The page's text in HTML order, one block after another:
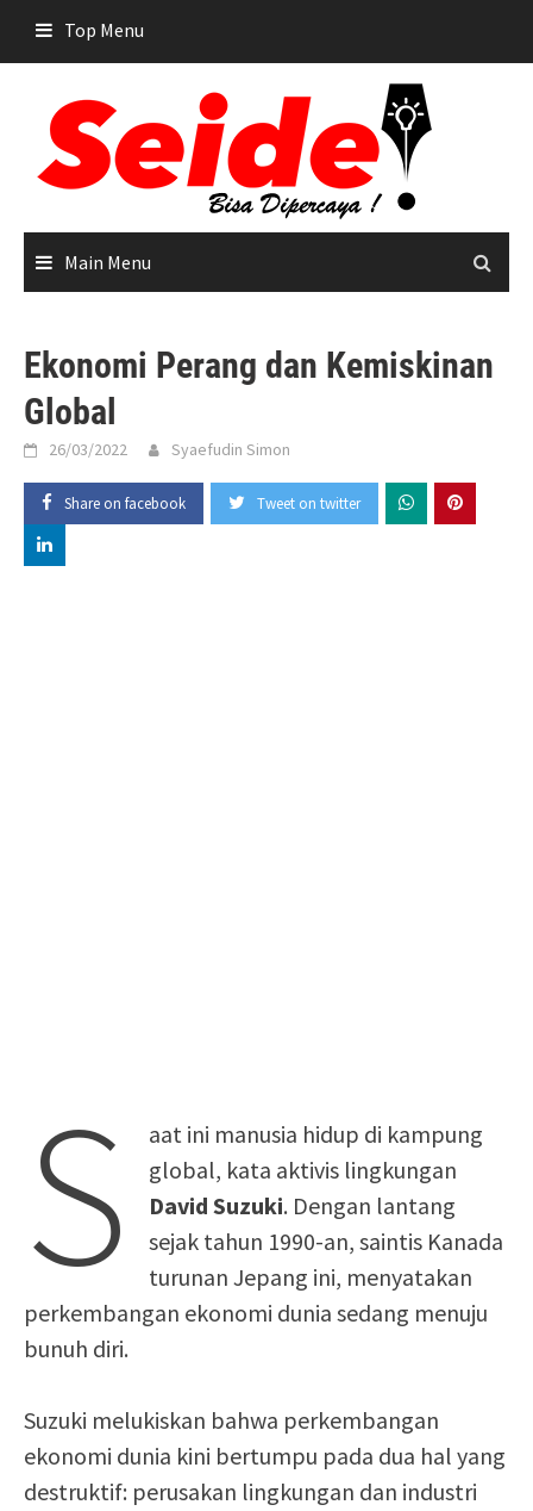
content
Top Menu
Main Menu
Ekonomi Perang dan Kemiskinan
Global
26/03/2022 Syaefudin Simon
Share on facebook Tweet on twitter
S
aat ini manusia hidup di kampung
global, kata aktivis lingkungan
David Suzuki. Dengan lantang
sejak tahun 1990-an, saintis Kanada
turunan Jepang ini, menyatakan
perkembangan ekonomi dunia sedang menuju
bunuh diri.
Suzuki melukiskan bahwa perkembangan
ekonomi dunia kini bertumpu pada dua hal yang
destruktif: perusakan lingkungan dan industri